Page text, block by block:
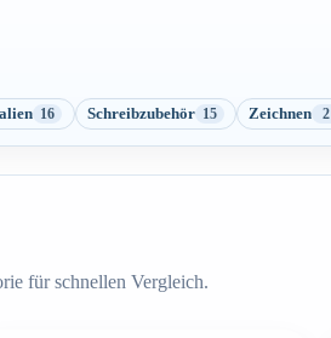
16 Schreibzubehör 15 Zeichnen 2
für schnellen Vergleich.